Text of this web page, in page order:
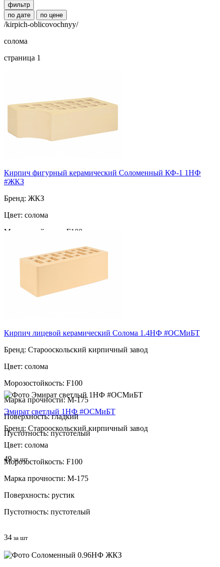
фильтр
по дате
по цене
/kirpich-oblicovochnyy/
солома
страница 1
Кирпич фигурный керамический Соломенный КФ-1 1НФ
#ЖКЗ
Бренд: ЖКЗ
Цвет: солома
Морозостойкость: F100
Марка прочности: М-200
Поверхность: фигурный
Пустотность: пустотелый
Кирпич лицевой керамический Солома 1.4НФ #ОСМиБТ
Бренд: Старооскольский кирпичный завод
Цвет: солома
Морозостойкость: F100
Марка прочности: М-175
Поверхность: гладкий
Пустотность: пустотелый
49за шт
Эмират светлый 1НФ #ОСМиБТ
Бренд: Старооскольский кирпичный завод
Цвет: солома
Морозостойкость: F100
Марка прочности: М-175
Поверхность: рустик
Пустотность: пустотелый
34 за шт